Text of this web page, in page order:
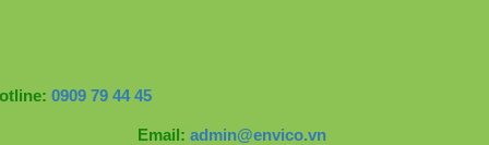
0909 79 44 45
Email: admin@envico.vn